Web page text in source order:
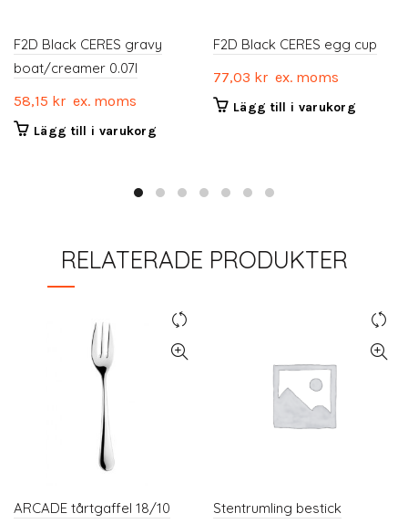
F2D Black CERES gravy
boat/creamer 0.07l
58,15 kr ex. moms
Lägg till i varukorg
F2D Black CERES egg cup
77,03 kr ex. moms
Lägg till i varukorg
RELATERADE PRODUKTER
ARCADE tårtgaffel 18/10
Stentrumling bestick